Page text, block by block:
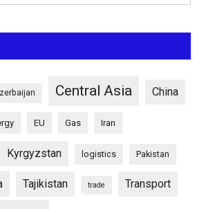
Central Asia China
EU Gas Iran
Kyrgyzstan logistics Pakistan
Tajikistan trade Transport